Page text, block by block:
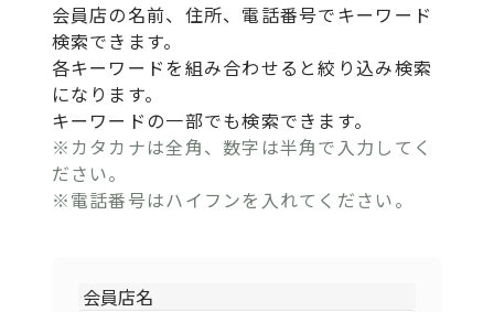
会員店の名前、住所、電話番号でキーワード
検索できます。
各キーワードを組み合わせると絞り込み検索
になります。
キーワードの一部でも検索できます。
※カタカナは全角、数字は半角で入力してく
ださい。
※電話番号はハイフンを入れてください。
会員店名